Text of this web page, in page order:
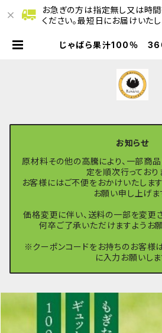
お急ぎの方は指定無し又は時
ください。最短日にお届けいた
じゃばら果汁100％
お知らせ
原材料その他の高騰により、一部商
定を順次行っており
お客様にはご不便をおかけいたしま
お願い申し上げま
価格変更に伴い、送料の一部を変更
何卒ご了承いただけますようお
※クーポンコードをお持ちのお客様
に入力お願いし